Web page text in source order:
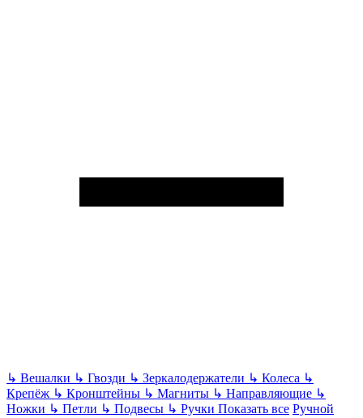
↳ Вешалки ↳ Гвозди ↳ Зеркалодержатели ↳ Колеса ↳
Крепёж ↳ Кронштейны ↳ Магниты ↳ Направляющие ↳
Ножки ↳ Петли ↳ Подвесы ↳ Ручки Показать все Ручной